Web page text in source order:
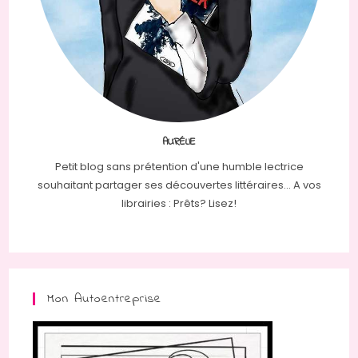
AURÉLIE
Petit blog sans prétention d'une humble lectrice
souhaitant partager ses découvertes littéraires... A vos
librairies : Prêts? Lisez!
Mon Autoentreprise